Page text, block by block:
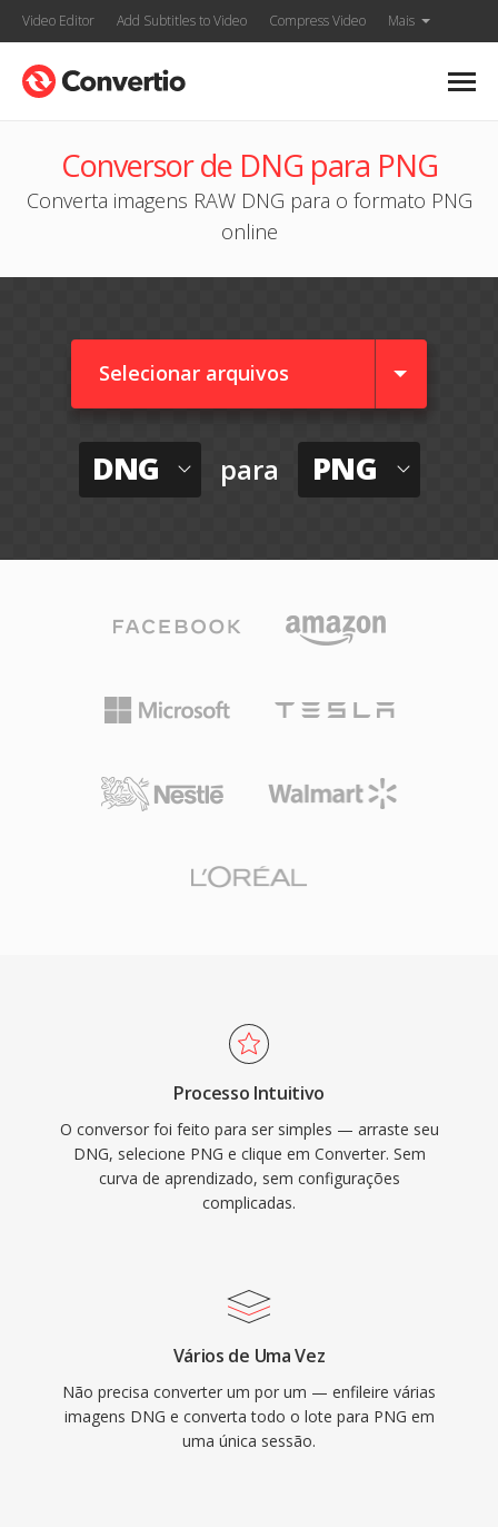
Video Editor Add Subtitles to Video Compress Video Mais
Conversor de DNG para PNG
Converta imagens RAW DNG para o formato PNG
online
Selecionar arquivos
DNG para PNG
Processo Intuitivo
O conversor foi feito para ser simples — arraste seu
DNG, selecione PNG e clique em Converter. Sem
curva de aprendizado, sem configurações
complicadas.
Vários de Uma Vez
Não precisa converter um por um — enfileire várias
imagens DNG e converta todo o lote para PNG em
uma única sessão.